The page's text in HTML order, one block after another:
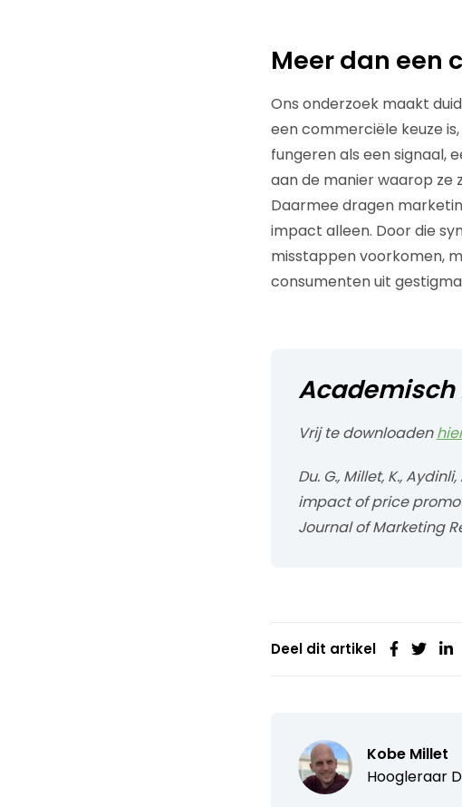
Meer dan een
Ons onderzoek maakt
een commerciële keuze
fungeren als een signaal,
aan de manier waarop ze
Daarmee dragen
impact alleen. Door die
misstappen voorkomen,
consumenten uit
Vrij te downloaden
Du. G., Millet, K.,
impact of price
Journal of Marketing
Deel dit artikel
Kobe Millet
Hoogleraar